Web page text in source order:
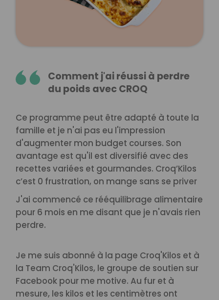
Comment j'ai réussi à perdre
du poids avec CROQ
Ce programme peut être adapté à toute la
famille et je n'ai pas eu l'impression
d'augmenter mon budget courses. Son
avantage est qu'il est diversifié avec des
recettes variées et gourmandes. Croq’Kilos
c’est 0 frustration, on mange sans se priver
J'ai commencé ce rééquilibrage alimentaire
pour 6 mois en me disant que je n'avais rien
perdre.
Je me suis abonné à la page Croq'Kilos et à
la Team Croq'Kilos, le groupe de soutien sur
Facebook pour me motive. Au fur et à
mesure, les kilos et les centimètres ont